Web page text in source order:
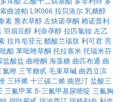
曲波帕 LIK066 拉贝洛尔 乳糖醇
素 熏衣草醇 左炔诺孕酮 赖诺普利
羽扇豆醇 利奈孕醇 拉匹氯铵 左乙
拉肖皂苷元 醋酸兰瑞肽 利可君 亮
酯 苯吡唑草酮 托拉塞米 托瑞米芬
盐酸盐 曲唑酮 海藻糖 曲匹布通 曲
氮唑 三苄糖甙 毛束草碱 曲西立滨
三环烯 十三碳二烯 曲恩汀 盐酸三
三氟甲苯 5-三氟甲基尿嘧啶 三氟胸